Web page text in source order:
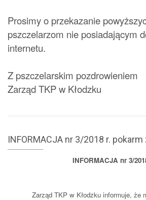
Prosimy o przekazanie
pszczelarzom nie posiadającym
internetu.
Z pszczelarskim pozdrowieniem
Zarząd TKP w Kłodzku
INFORMACJA nr 3/2018 r.
INFORMACJA nr 3/
Zarząd TKP w Kłodzku informuje, że